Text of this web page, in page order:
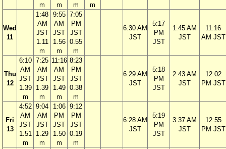
m
m
m
m
Wed
11
1:48
AM
JST
1.11
m
9:55
AM
JST
1.56
m
7:05
PM
JST
0.55
m
6:30 AM
JST
5:17
PM
JST
1:45 AM
JST
11:16
AM JST
Thu
12
6:10
AM
JST
1.39
m
7:25
AM
JST
1.39
m
11:16
AM
JST
1.49
m
8:23
PM
JST
0.38
m
6:29 AM
JST
5:18
PM
JST
2:43 AM
JST
12:02
PM JST
Fri
13
4:52
AM
JST
1.51
m
9:04
AM
JST
1.29
m
1:06
PM
JST
1.50
m
9:12
PM
JST
0.19
m
6:28 AM
JST
5:19
PM
JST
3:37 AM
JST
12:55
PM JST